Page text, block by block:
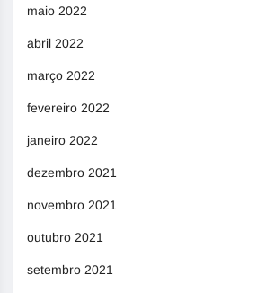
maio 2022
abril 2022
março 2022
fevereiro 2022
janeiro 2022
dezembro 2021
novembro 2021
outubro 2021
setembro 2021